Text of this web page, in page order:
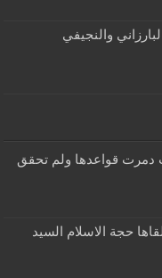
والنجيفي
دمرت قواعدها ولم تحقق
حجة الاسلام السيد